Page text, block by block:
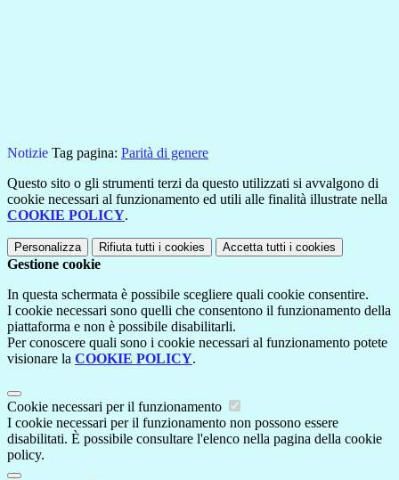
Notizie Tag pagina: Parità di genere
Questo sito o gli strumenti terzi da questo utilizzati si avvalgono di
cookie necessari al funzionamento ed utili alle finalità illustrate nella
COOKIE POLICY.
Personalizza Rifiuta tutti i cookies Accetta tutti i cookies
Gestione cookie
In questa schermata è possibile scegliere quali cookie consentire.
I cookie necessari sono quelli che consentono il funzionamento della
piattaforma e non è possibile disabilitarli.
Per conoscere quali sono i cookie necessari al funzionamento potete
visionare la COOKIE POLICY.
Cookie necessari per il funzionamento
I cookie necessari per il funzionamento non possono essere
disabilitati. È possibile consultare l'elenco nella pagina della cookie
policy.